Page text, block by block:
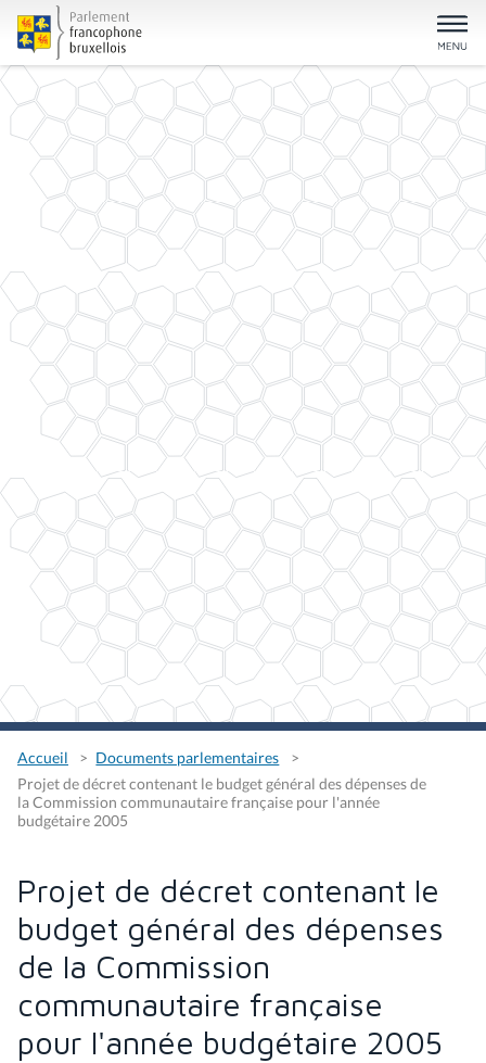
Accueil
Documents parlementaires
Projet de décret contenant le budget général des dépenses de
la Commission communautaire française pour l'année
budgétaire 2005
Projet de décret contenant le
budget général des dépenses
de la Commission
communautaire française
pour l'année budgétaire 2005